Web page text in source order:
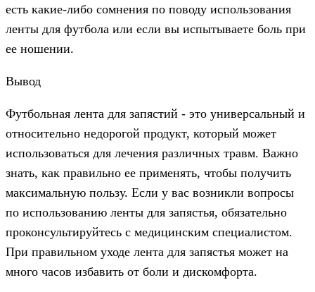
есть какие-либо сомнения по поводу использования
ленты для футбола или если вы испытываете боль при
ее ношении.
Вывод
Футбольная лента для запястий - это универсальный и
относительно недорогой продукт, который может
использоваться для лечения различных травм. Важно
знать, как правильно ее применять, чтобы получить
максимальную пользу. Если у вас возникли вопросы
по использованию ленты для запястья, обязательно
проконсультируйтесь с медицинским специалистом.
При правильном уходе лента для запястья может на
много часов избавить от боли и дискомфорта.